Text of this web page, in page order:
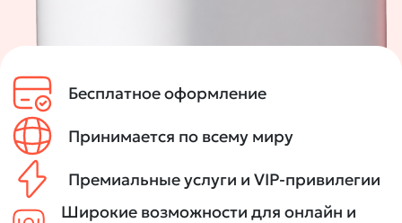
Бесплатное оформление
Принимается по всему миру
Премиальные услуги и VIP-привилегии
Широкие возможности для онлайн и